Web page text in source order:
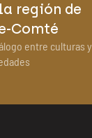
región de
Comté
entre culturas y